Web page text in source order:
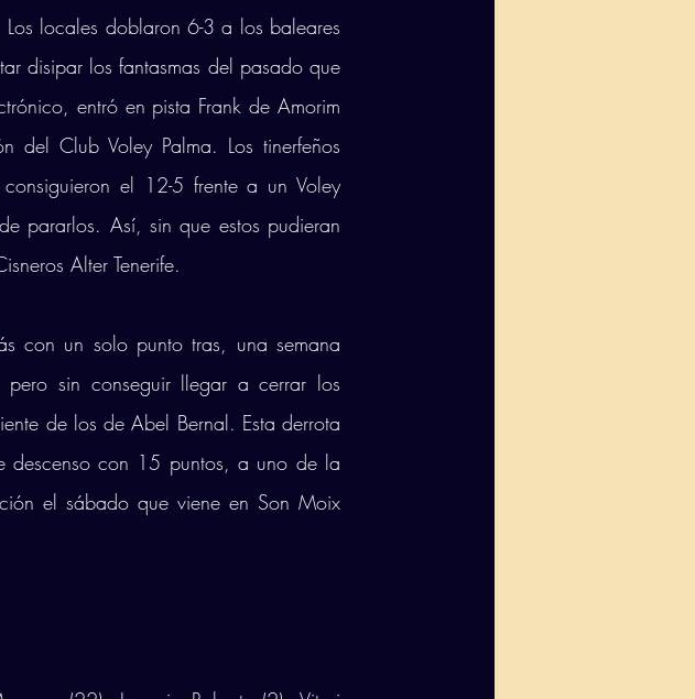
locales doblaron 6-3 a los baleares
disipar los fantasmas del pasado que
entró en pista Frank de Amorim
Club Voley Palma. Los tinerfeños
el 12-5 frente a un Voley
pararlos. Así, sin que estos pudieran
Alter Tenerife.
con un solo punto tras, una semana
sin conseguir llegar a cerrar los
de los de Abel Bernal. Esta derrota
descenso con 15 puntos, a uno de la
el sábado que viene en Son Moix